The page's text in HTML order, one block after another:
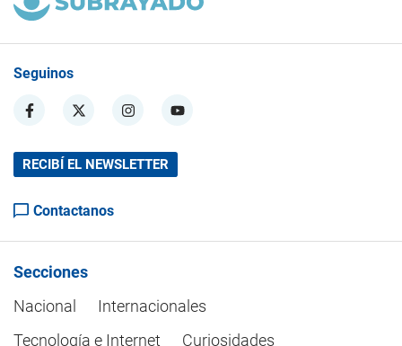
Seguinos
RECIBÍ EL NEWSLETTER
Contactanos
Secciones
Nacional
Internacionales
Tecnología e Internet
Curiosidades